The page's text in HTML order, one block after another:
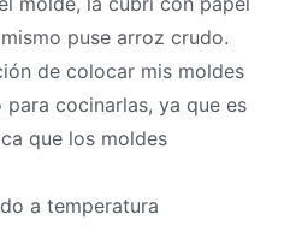
puse arroz crudo.
de colocar mis moldes
cocinarlas, ya que es
que los moldes
a temperatura